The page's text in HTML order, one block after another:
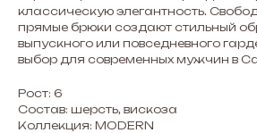
классическую элегантность.
прямые брюки создают стильный
выпускного или повседневного
выбор для современных мужчин в
Рост: 6
Состав: шерсть, вискоза
Коллекция: MODERN